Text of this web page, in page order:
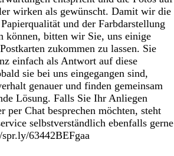
wirken als gewünscht. Damit wir die
und der Farbdarstellung
können, bitten wir Sie, uns einige
zukommen zu lassen. Sie
einfach als Antwort auf diese
sie bei uns eingegangen sind,
genauer und finden gemeinsam
Lösung. Falls Sie Ihr Anliegen
per Chat besprechen möchten, steht
selbstverständlich ebenfalls gerne
63442BEFgaa